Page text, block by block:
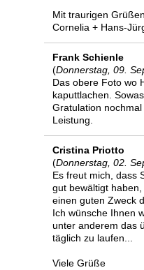
Mit traurigen
Cornelia + Hans-
Frank Schienle
(Donnerstag, 09.
Das obere Foto wo
kaputtlachen.
Gratulation
Leistung.
Cristina Priotto
(Donnerstag, 02.
Es freut mich, dass
gut bewältigt
einen guten Zweck
Ich wünsche Ihnen
unter anderem das
täglich zu laufen...
Viele Grüße